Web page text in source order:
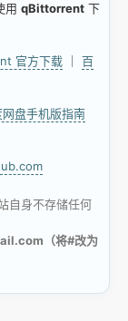
用 qBittorrent 下
官方下载
百
网盘手机版指南
自身不存储任何
（将#改为